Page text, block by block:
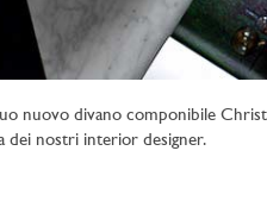
nuovo divano componibile
dei nostri interior designer.